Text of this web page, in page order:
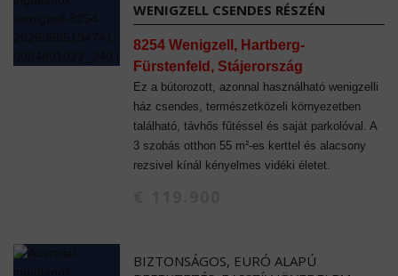
WENIGZELL CSENDES RÉSZÉN
8254 Wenigzell, Hartberg-
Fürstenfeld, Stájerország
Ez a bútorozott, azonnal használható wenigzelli
ház csendes, természetközeli környezetben
található, távhős fűtéssel és saját parkolóval. A
3 szobás otthon 55 m²-es kerttel és alacsony
rezsivel kínál kényelmes vidéki életet.
BIZTONSÁGOS, EURÓ ALAPÚ